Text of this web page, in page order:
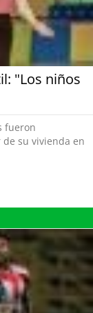
"Los niños
fueron
su vivienda en